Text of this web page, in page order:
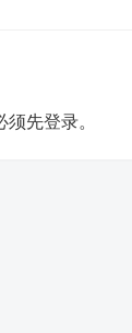
须先登录。